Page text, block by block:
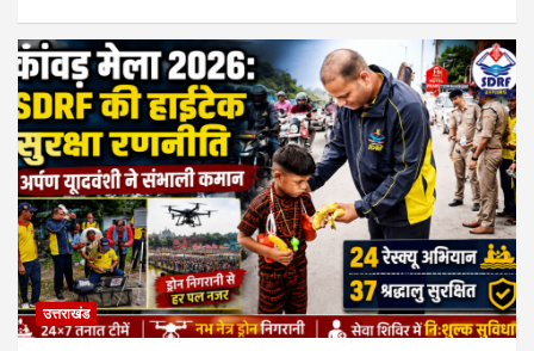
उत्तराखंड